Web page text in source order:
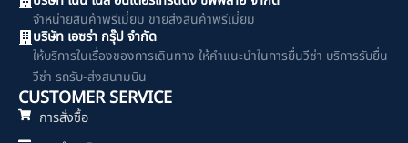
จำหน่ายสินค้าพรีเมี่ยม ขายส่งสินค้าพรีเมี่ยม
บริษัท เอซร่า กรุ๊ป จำกัด
ให้บริการในเรื่องของการเดินทาง ให้คำแนะนำในการยื่นวีซ่า บริการรับยื่น
วีซ่า รถรับ-ส่งสนามบิน
CUSTOMER SERVICE
การสั่งซื้อ